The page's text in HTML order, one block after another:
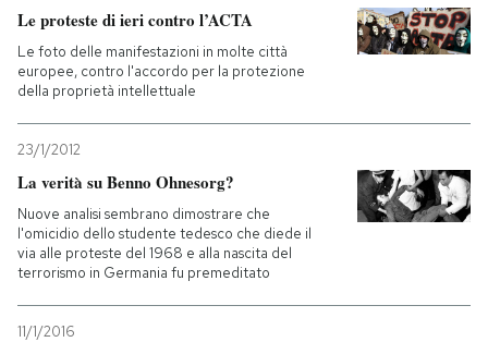
Le proteste di ieri contro l’ACTA
Le foto delle manifestazioni in molte città
europee, contro l'accordo per la protezione
della proprietà intellettuale
23/1/2012
La verità su Benno Ohnesorg?
Nuove analisi sembrano dimostrare che
l'omicidio dello studente tedesco che diede il
via alle proteste del 1968 e alla nascita del
terrorismo in Germania fu premeditato
11/1/2016